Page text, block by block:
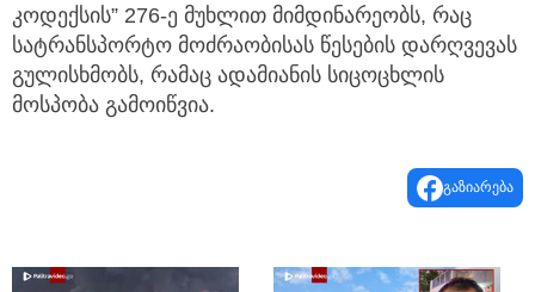
კოდექსის” 276-ე მუხლით მიმდინარეობს, რაც
სატრანსპორტო მოძრაობისას წესების დარღვევას
გულისხმობს, რამაც ადამიანის სიცოცხლის
მოსპობა გამოიწვია.
გაზიარება